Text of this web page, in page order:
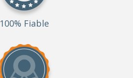
100% Fiable